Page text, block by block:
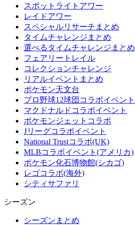
スポットライトアワー
レイドアワー
スペシャルリサーチまとめ
タイムチャレンジまとめ
選べるタイムチャレンジまとめ
フェアリートレイル
コレクションチャレンジ
リアルイベントまとめ
ポケモン天文台
プロ野球12球団コラボイベント
マクドナルドコラボイベント
ポケモンジェットコラボ
Jリーグコラボイベント
National Trustコラボ(UK)
MLBコラボイベント(アメリカ)
ポケモン化石博物館(シカゴ)
レゴコラボ(海外)
シティサファリ
シーズン
シーズンまとめ